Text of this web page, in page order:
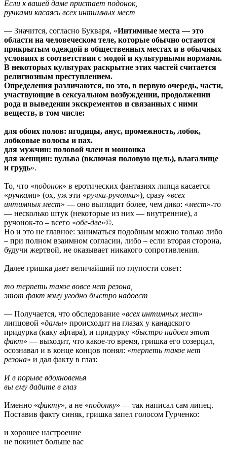
Если к вашей даме пристает подонок,
ручками касаясь всех интимных мест
— Значится, согласно Букваря, «Интимные места — это
области на человеческом теле, которые обычно остаются
прикрытым одеждой в общественных местах и в обычных
условиях в соответствии с модой и культурными нормами.
В некоторых культурах раскрытие этих частей считается
религиозным преступлением.
Определения различаются, но это, в первую очередь, части,
участвующие в сексуальном возбуждении, продолжении
рода и выведении экскрементов и связанных с ними
веществ, в том числе:
для обоих полов: ягодицы, анус, промежность, лобок,
лобковые волосы и пах.
для мужчин: половой член и мошонка
для женщин: вульва (включая половую щель), влагалище
и грудь».
То, что «подонок» в еротических фантазиях липца касается
«ручками» (ох, уж эти «ручки-ручонки»), сразу «всех
интимных мест» — оно выглядит более, чем дико: «мест»-то
— несколько штук (некоторые из них — внутренние), а
ручонок-то – всего «обе-две»©.
Но и это не главное: заниматься подобным можно только либо
– при полном взаимном согласии, либо – если вторая сторона,
будучи жертвой, не оказывает никакого сопротивления.
Далее гришка дает величайший по глупости совет:
то терпеть такое вовсе нет резона,
этот факт кому угодно быстро надоест
— Получается, что обследование «всех интимных мест»
липцовой «дамы» происходит на глазах у канадского
придурка (каку афтара), и придурку «быстро надоел этот
факт» — выходит, что какое-то время, гришка его созерцал,
осознавал и в конце концов понял: «терпеть такое нет
резона» и дал факту в глаз:
И в порыве вдохновенья
вы ему дадите в глаз
Именно «факту», а не «подонку» — так написал сам липец.
Поставив факту синяк, гришка запел голосом Гурченко:
и хорошее настроение
не покинет больше вас